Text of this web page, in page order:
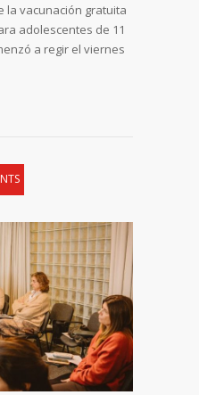
la vacunación gratuita
adolescentes de 11
a regir el viernes